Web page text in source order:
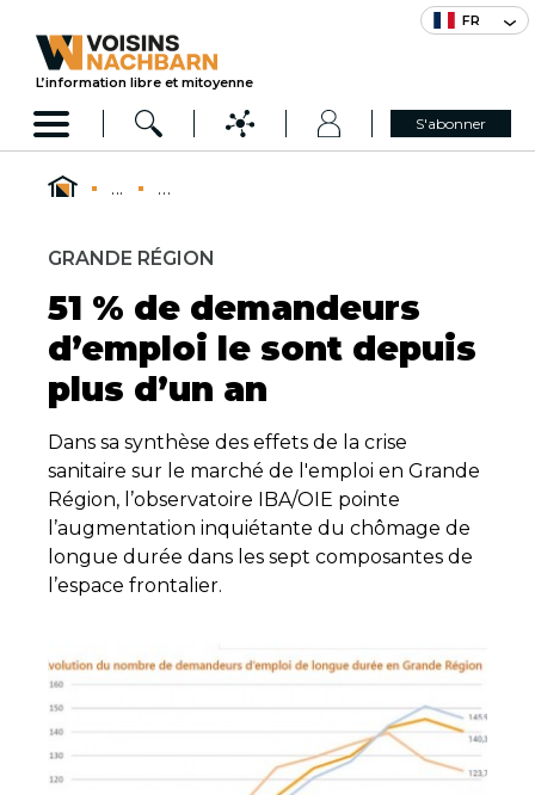
FR
L’information libre et mitoyenne
S'abonner
... ...
GRANDE RÉGION
51 % de demandeurs
d’emploi le sont depuis
plus d’un an
Dans sa synthèse des effets de la crise
sanitaire sur le marché de l'emploi en Grande
Région, l’observatoire IBA/OIE pointe
l’augmentation inquiétante du chômage de
longue durée dans les sept composantes de
l’espace frontalier.